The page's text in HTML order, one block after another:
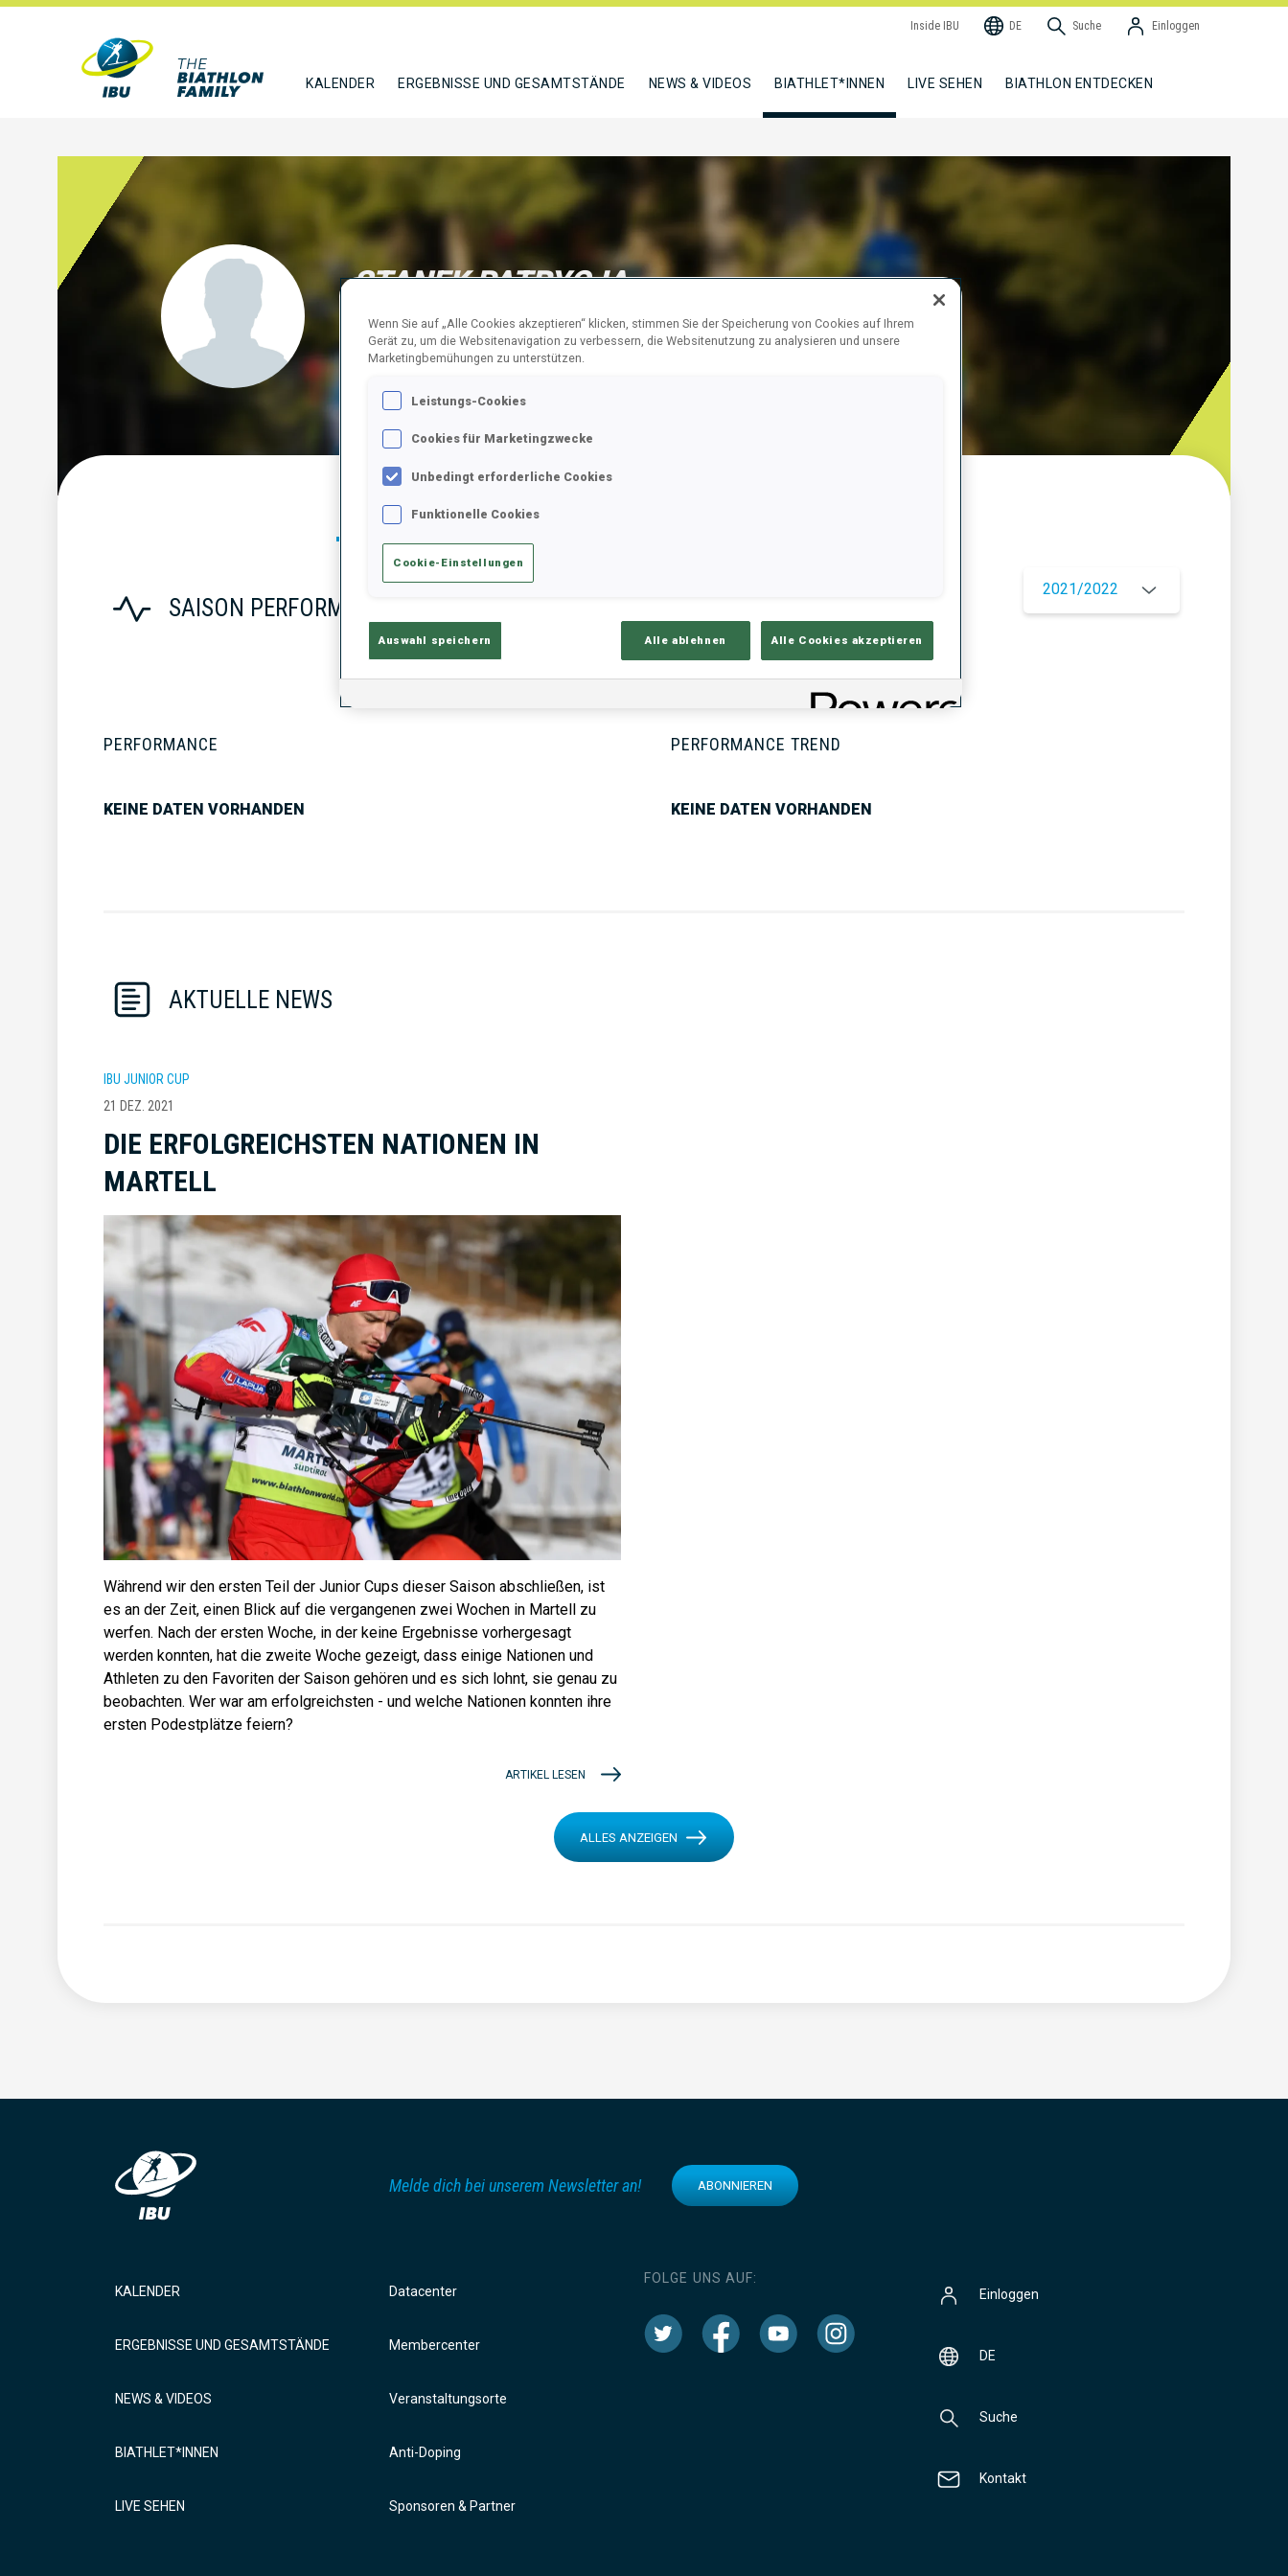
Inside IBU DE Suche Einloggen
KALENDER ERGEBNISSE UND GESAMTSTÄNDE NEWS & VIDEOS BIATHLET*INNEN LIVE SEHEN BIATHLON ENTDECKEN
STANEK PATRYCJA
POL
FOLGEN
Statistik Ergebnisse und Gesamtstände
SAISON PERFORMANCE
2021/2022
PERFORMANCE
KEINE DATEN VORHANDEN
PERFORMANCE TREND
KEINE DATEN VORHANDEN
AKTUELLE NEWS
IBU JUNIOR CUP
21 DEZ. 2021
DIE ERFOLGREICHSTEN NATIONEN IN
MARTELL
Während wir den ersten Teil der Junior Cups dieser Saison abschließen, ist
es an der Zeit, einen Blick auf die vergangenen zwei Wochen in Martell zu
werfen. Nach der ersten Woche, in der keine Ergebnisse vorhergesagt
werden konnten, hat die zweite Woche gezeigt, dass einige Nationen und
Athleten zu den Favoriten der Saison gehören und es sich lohnt, sie genau zu
beobachten. Wer war am erfolgreichsten - und welche Nationen konnten ihre
ersten Podestplätze feiern?
ARTIKEL LESEN
ALLES ANZEIGEN
Melde dich bei unserem Newsletter an! ABONNIEREN
KALENDER
ERGEBNISSE UND GESAMTSTÄNDE
NEWS & VIDEOS
BIATHLET*INNEN
LIVE SEHEN
Datacenter
Membercenter
Veranstaltungsorte
Anti-Doping
Sponsoren & Partner
FOLGE UNS AUF:
Einloggen
DE
Suche
Kontakt
Wenn Sie auf „Alle Cookies akzeptieren“ klicken, stimmen Sie der Speicherung von Cookies auf Ihrem
Gerät zu, um die Websitenavigation zu verbessern, die Websitenutzung zu analysieren und unsere
Marketingbemühungen zu unterstützen.
Leistungs-Cookies
Cookies für Marketingzwecke
Unbedingt erforderliche Cookies
Funktionelle Cookies
Cookie-Einstellungen
Auswahl speichern Alle ablehnen Alle Cookies akzeptieren